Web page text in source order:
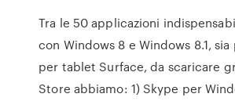
Tra le 50 applicazioni
con Windows 8 e Windows 8.1, sia
per tablet Surface, da scaricare
Store abbiamo: 1) Skype per